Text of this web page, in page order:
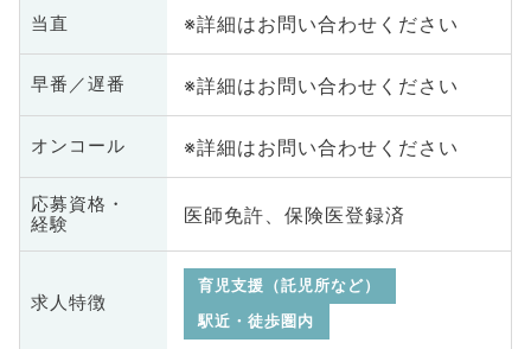
当直 ※詳細はお問い合わせください
早番／遅番 ※詳細はお問い合わせください
オンコール ※詳細はお問い合わせください
応募資格・
経験
医師免許、保険医登録済
求人特徴
育児支援（託児所など）
駅近・徒歩圏内